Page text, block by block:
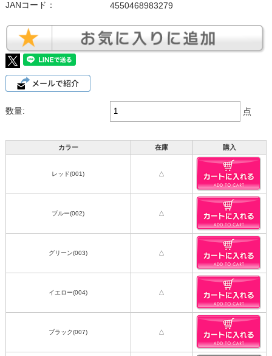
JANコード：
4550468983279
数量: 点
カラー 在庫 購入
レッド(001) △
ブルー(002) △
グリーン(003) △
イエロー(004) △
ブラック(007) △